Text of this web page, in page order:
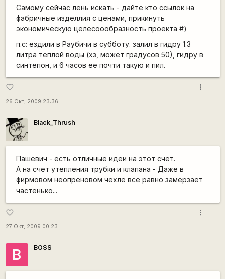
Самому сейчас лень искать - дайте кто ссылок на
фабричные изделлия с ценами, прикинуть
экономическую целесоообразность проекта #)
п.с: ездили в Раубичи в субботу. залил в гидру 1.3
литра теплой воды (хз, может градусов 50), гидру в
синтепон, и 6 часов ее почти такую и пил.
favorite_border
26 Окт, 2009 23:36
more_vert
Black_Thrush
Пашевич - есть отличные идеи на этот счет.
А на счет утепления трубки и клапана - Даже в
фирмовом неопреновом чехле все равно замерзает
частенько...
favorite_border
27 Окт, 2009 00:23
more_vert
B BOSS